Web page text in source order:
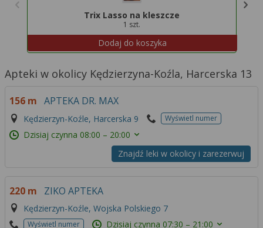
Trix Lasso na kleszcze
1 szt.
Dodaj do koszyka
Apteki w okolicy Kędzierzyna-Koźla, Harcerska 13
156 m APTEKA DR. MAX
Kędzierzyn-Koźle, Harcerska 9 Wyświetl numer
Dzisiaj czynna 08:00 – 20:00
Znajdź leki w okolicy i zarezerwuj
220 m ZIKO APTEKA
Kędzierzyn-Koźle, Wojska Polskiego 7
Wyświetl numer Dzisiaj czynna 07:30 – 21:00